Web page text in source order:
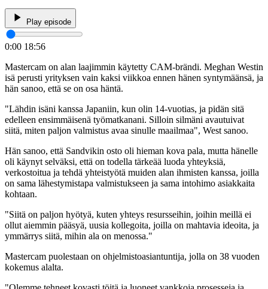
Play episode
0:00 18:56
Mastercam on alan laajimmin käytetty CAM-brändi. Meghan Westin
isä perusti yrityksen vain kaksi viikkoa ennen hänen syntymäänsä, ja
hän sanoo, että se on osa häntä.
"Lähdin isäni kanssa Japaniin, kun olin 14-vuotias, ja pidän sitä
edelleen ensimmäisenä työmatkanani. Silloin silmäni avautuivat
siitä, miten paljon valmistus avaa sinulle maailmaa", West sanoo.
Hän sanoo, että Sandvikin osto oli hieman kova pala, mutta hänelle
oli käynyt selväksi, että on todella tärkeää luoda yhteyksiä,
verkostoitua ja tehdä yhteistyötä muiden alan ihmisten kanssa, joilla
on sama lähestymistapa valmistukseen ja sama intohimo asiakkaita
kohtaan.
"Siitä on paljon hyötyä, kuten yhteys resursseihin, joihin meillä ei
ollut aiemmin pääsyä, uusia kollegoita, joilla on mahtavia ideoita, ja
ymmärrys siitä, mihin ala on menossa."
Mastercam puolestaan on ohjelmistoasiantuntija, jolla on 38 vuoden
kokemus alalta.